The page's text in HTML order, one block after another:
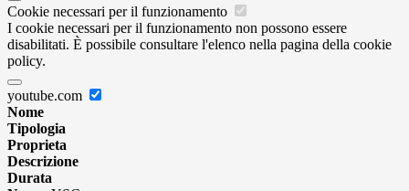
Cookie necessari per il funzionamento
I cookie necessari per il funzionamento non possono essere
disabilitati. È possibile consultare l'elenco nella pagina della cookie
policy.
youtube.com
Nome
Tipologia
Proprieta
Descrizione
Durata